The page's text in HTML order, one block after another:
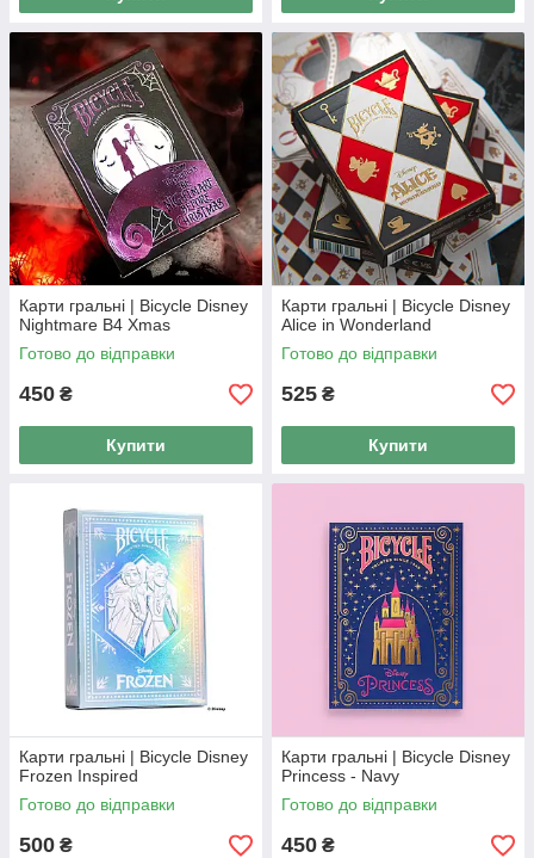
Карти гральні | Bicycle Disney
Nightmare B4 Xmas
Готово до відправки
450 ₴
Купити
Карти гральні | Bicycle Disney
Alice in Wonderland
Готово до відправки
525 ₴
Купити
Карти гральні | Bicycle Disney
Frozen Inspired
Готово до відправки
500 ₴
Карти гральні | Bicycle Disney
Princess - Navy
Готово до відправки
450 ₴